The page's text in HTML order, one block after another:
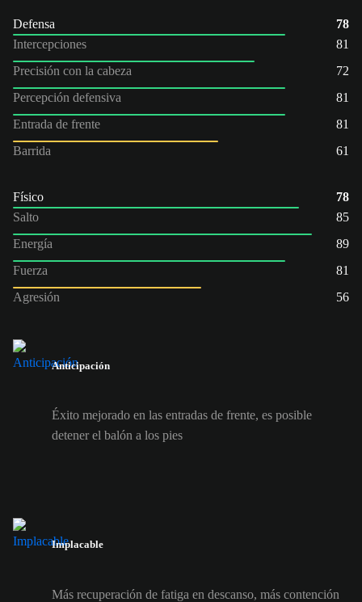
Defensa
78
Intercepciones
81
Precisión con la cabeza
72
Percepción defensiva
81
Entrada de frente
81
Barrida
61
Físico
78
Salto
85
Energía
89
Fuerza
81
Agresión
56
Anticipación
Éxito mejorado en las entradas de frente, es posible
detener el balón a los pies
Implacable
Más recuperación de fatiga en descanso, más contención